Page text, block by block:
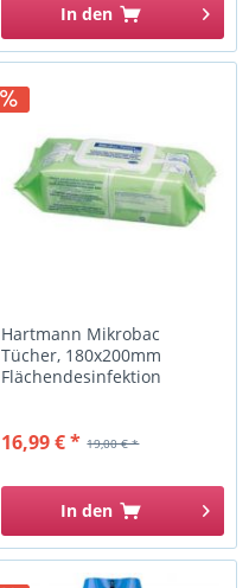
In den
Hartmann Mikrobac
Tücher, 180x200mm
Flächendesinfektion
19,00 € *
16,99 € *
In den